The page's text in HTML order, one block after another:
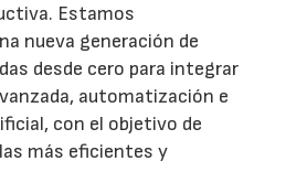
Estamos
nueva generación de
desde cero para integrar
automatización e
con el objetivo de
más eficientes y